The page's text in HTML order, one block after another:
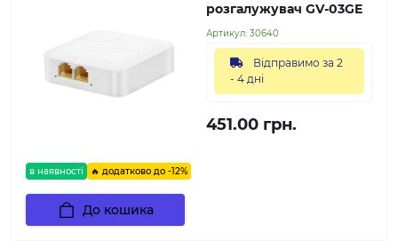
в наявності 🔥 додатково до -12%
розгалужувач GV-03GE
Артикул: 30640
Відправимо за 2
- 4 дні
451.00 грн.
До кошика